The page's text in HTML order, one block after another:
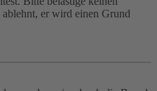
er wird einen Grund